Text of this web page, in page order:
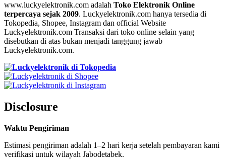
www.luckyelektronik.com adalah Toko Elektronik Online
terpercaya sejak 2009. Luckyelektronik.com hanya tersedia di
Tokopedia, Shopee, Instagram dan official Website
Luckyelektronik.com Transaksi dari toko online selain yang
disebutkan di atas bukan menjadi tanggung jawab
Luckyelektronik.com.
Disclosure
Waktu Pengiriman
Estimasi pengiriman adalah 1–2 hari kerja setelah pembayaran kami
verifikasi untuk wilayah Jabodetabek.